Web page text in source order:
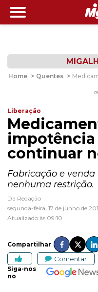
Home > Quentes >
Liberação
impotência
continuar
Fabricação e
nenhuma restrição.
Da Redação
segunda-feira, 17 de junho de
Atualizado às 09:10
Compartilhar
Comentar
Siga-nos
no